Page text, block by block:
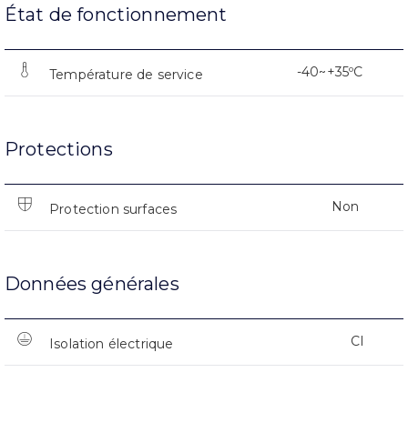
État de fonctionnement
Température de service -40~+35ºC
Protections
Protection surfaces Non
Données générales
Isolation électrique CI